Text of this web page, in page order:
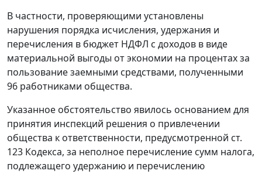
В частности, проверяющими установлены
нарушения порядка исчисления, удержания и
перечисления в бюджет НДФЛ с доходов в виде
материальной выгоды от экономии на процентах за
пользование заемными средствами, полученными
96 работниками общества.
Указанное обстоятельство явилось основанием для
принятия инспекций решения о привлечении
общества к ответственности, предусмотренной ст.
123 Кодекса, за неполное перечисление сумм налога,
подлежащего удержанию и перечислению